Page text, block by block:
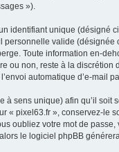
»).
identifiant unique (désigné
personnelle valide
Toute information en-
ou non, reste à la
automatique d’e-mail
à sens unique) afin qu’il
« pixel63.fr », conservez-
oubliez votre mot de
le logiciel phpBB